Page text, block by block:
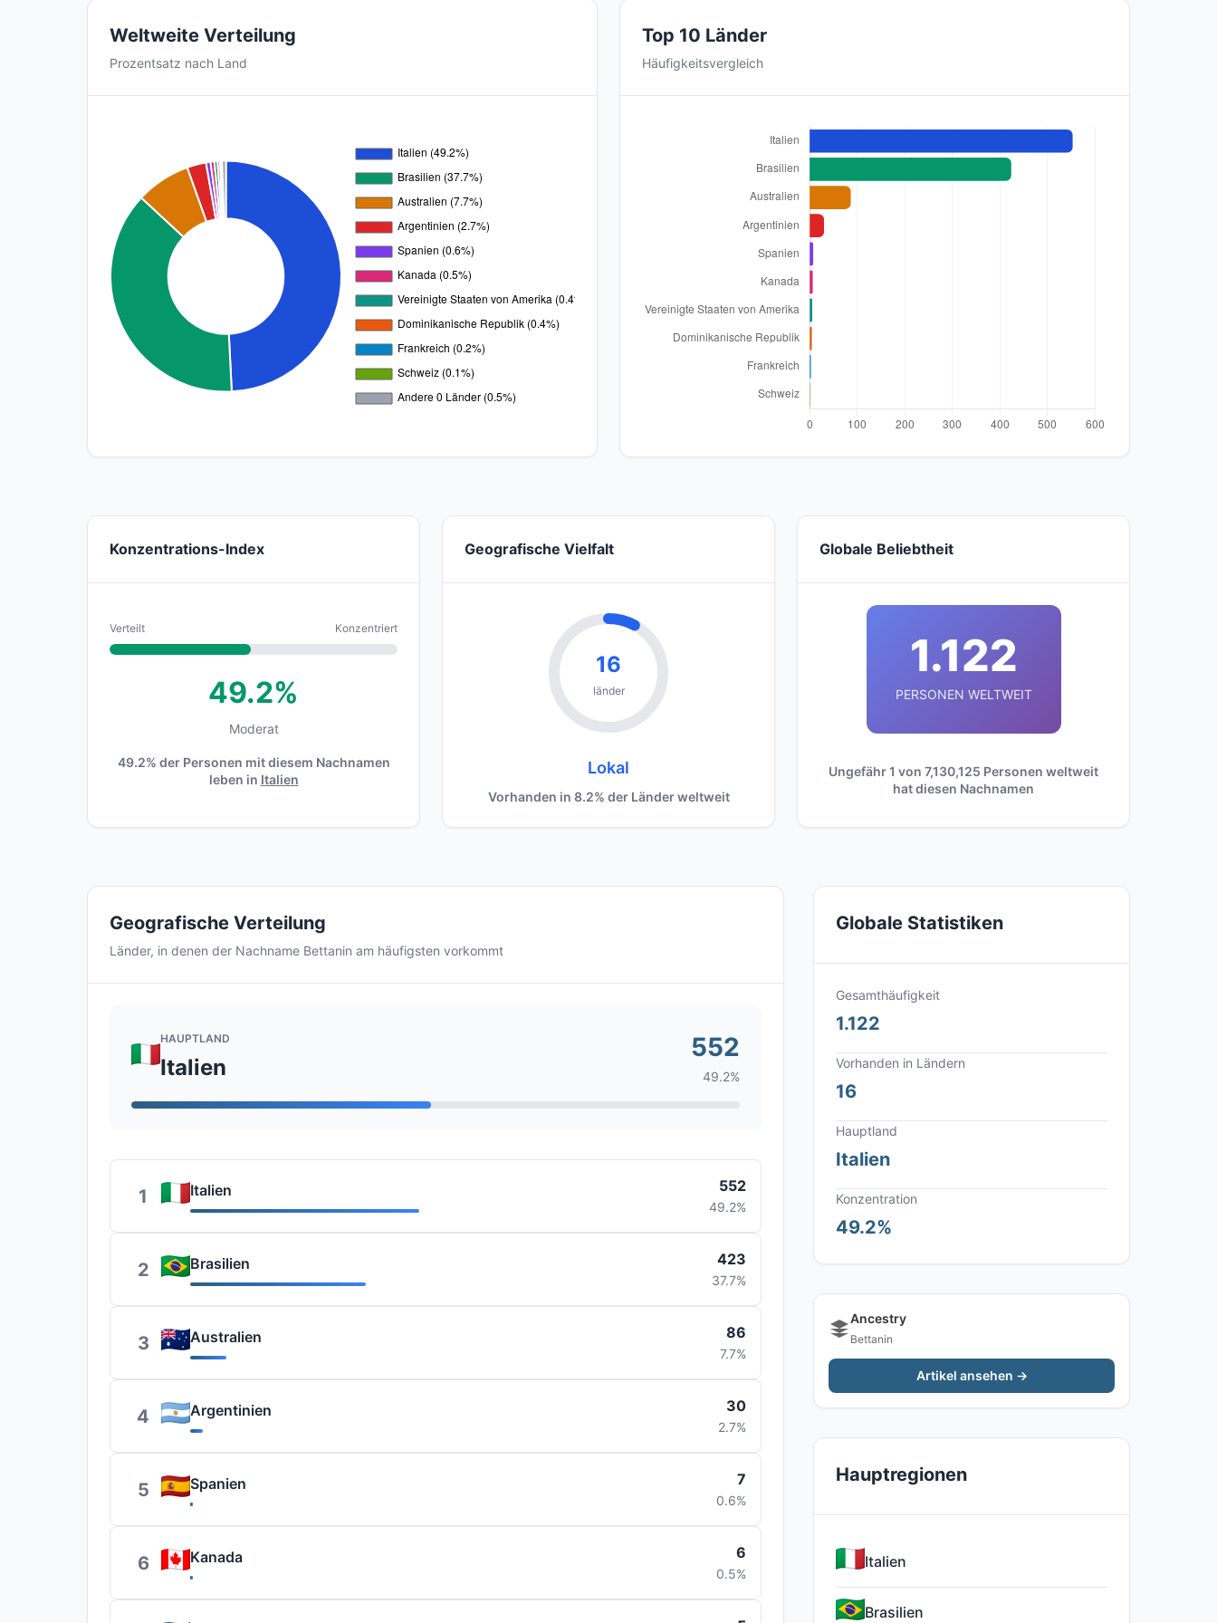
Weltweite Verteilung
Prozentsatz nach Land
Top 10 Länder
Häufigkeitsvergleich
Konzentrations-Index
Verteilt Konzentriert
49.2%
Moderat
49.2% der Personen mit diesem Nachnamen
leben in Italien
Geografische Vielfalt
16
länder
Lokal
Vorhanden in 8.2% der Länder weltweit
Globale Beliebtheit
1.122
PERSONEN WELTWEIT
Ungefähr 1 von 7,130,125 Personen weltweit
hat diesen Nachnamen
Geografische Verteilung
Länder, in denen der Nachname Bettanin am häufigsten vorkommt
HAUPTLAND
Italien
552
49.2%
1 Italien 552
49.2%
2 Brasilien 423
37.7%
3 Australien 86
7.7%
4 Argentinien 30
2.7%
5 Spanien 7
0.6%
6 Kanada 6
0.5%
Globale Statistiken
Gesamthäufigkeit
1.122
Vorhanden in Ländern
16
Hauptland
Italien
Konzentration
49.2%
Ancestry
Bettanin
Artikel ansehen →
Hauptregionen
Italien
Brasilien